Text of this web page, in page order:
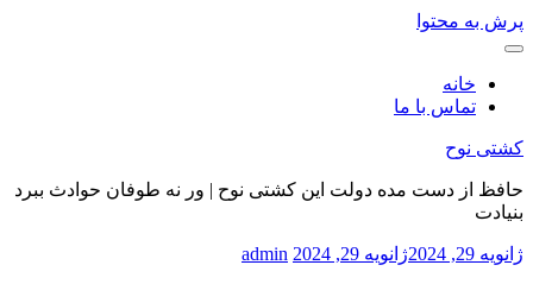
پرش به محتوا
خانه
تماس با ما
کشتی نوح
حافظ از دست مده دولت این کشتی نوح | ور نه طوفان حوادث ببرد
بنیادت
ژانویه 29, 2024 ژانویه 29, 2024 admin